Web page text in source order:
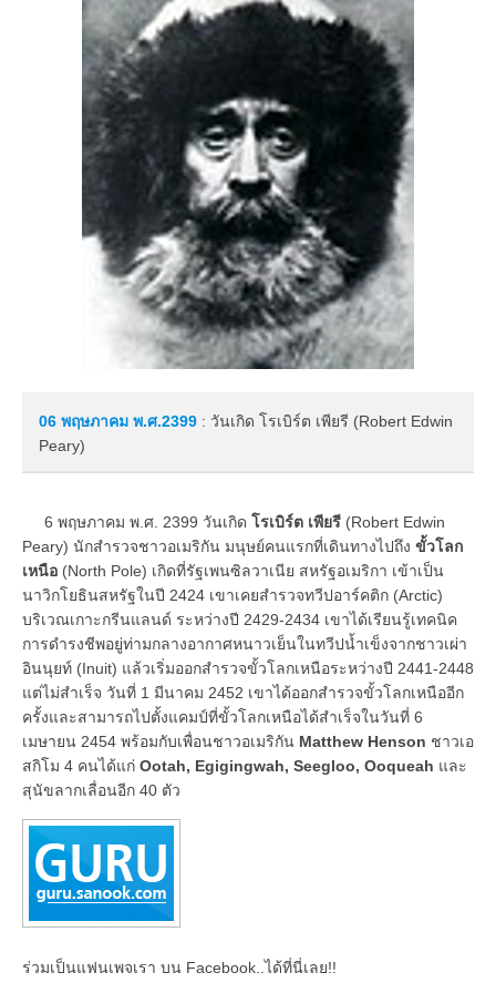
06 พฤษภาคม พ.ศ.2399 : วันเกิด โรเบิร์ต เพียรี (Robert Edwin
Peary)
6 พฤษภาคม พ.ศ. 2399 วันเกิด โรเบิร์ต เพียรี (Robert Edwin
Peary) นักสำรวจชาวอเมริกัน มนุษย์คนแรกที่เดินทางไปถึง ขั้วโลก
เหนือ (North Pole) เกิดที่รัฐเพนซิลวาเนีย สหรัฐอเมริกา เข้าเป็น
นาวิกโยธินสหรัฐในปี 2424 เขาเคยสำรวจทวีปอาร์คติก (Arctic)
บริเวณเกาะกรีนแลนด์ ระหว่างปี 2429-2434 เขาได้เรียนรู้เทคนิค
การดำรงชีพอยู่ท่ามกลางอากาศหนาวเย็นในทวีปน้ำเข็งจากชาวเผ่า
อินนุยท์ (Inuit) แล้วเริ่มออกสำรวจขั้วโลกเหนือระหว่างปี 2441-2448
แต่ไม่สำเร็จ วันที่ 1 มีนาคม 2452 เขาได้ออกสำรวจขั้วโลกเหนืออีก
ครั้งและสามารถไปตั้งแคมป์ที่ขั้วโลกเหนือได้สำเร็จในวันที่ 6
เมษายน 2454 พร้อมกับเพื่อนชาวอเมริกัน Matthew Henson ชาวเอ
สกิโม 4 คนได้แก่ Ootah, Egigingwah, Seegloo, Ooqueah และ
สุนัขลากเลื่อนอีก 40 ตัว
ร่วมเป็นแฟนเพจเรา บน Facebook..ได้ที่นี่เลย!!